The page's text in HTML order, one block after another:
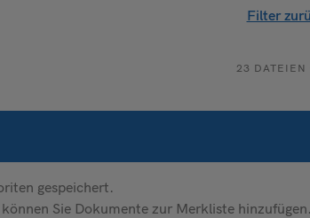
Filter
23 DATEIEN
gespeichert.
Sie Dokumente zur Merkliste hinzufügen.